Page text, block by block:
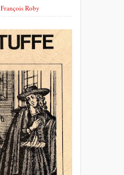
François Roby